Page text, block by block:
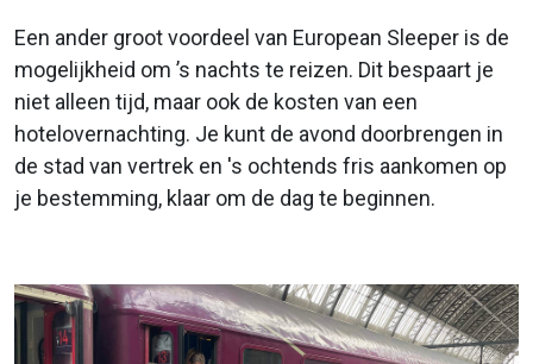
Een ander groot voordeel van European Sleeper is de
mogelijkheid om ’s nachts te reizen. Dit bespaart je
niet alleen tijd, maar ook de kosten van een
hotelovernachting. Je kunt de avond doorbrengen in
de stad van vertrek en 's ochtends fris aankomen op
je bestemming, klaar om de dag te beginnen.